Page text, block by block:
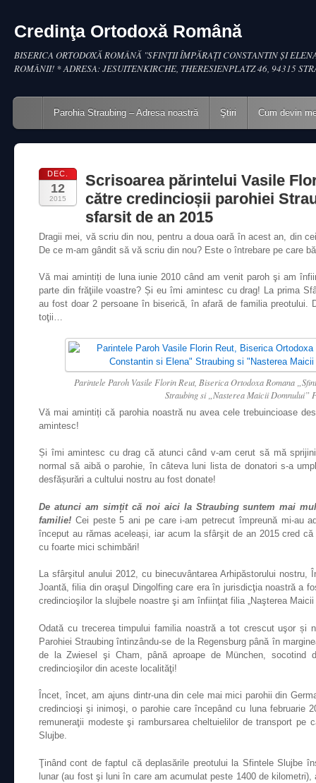
Credinţa Ortodoxă Română
BISERICA ORTODOXĂ ROMÂNĂ "SFINŢII ÎMPĂRAŢI CONSTANTIN ŞI
ROMÂNII! * ADRESA: JESUITENKIRCHE, THERESIENPLATZ 46, 94315
Main menu
Skip to content
Parohia Straubing – Adresa noastră Ştiri Cum devin
DEC.
12
2015
Scrisoarea părintelui Vasile
către credincioșii parohiei
sfarsit de an 2015
Dragii mei, vă scriu din nou, pentru a doua oară în acest an, din
De ce m-am gândit să vă scriu din nou? Este o întrebare pe care
Vă mai amintiți de luna iunie 2010 când am venit paroh şi am
parte din frăţiile voastre? Și eu îmi amintesc cu drag! La prima
au fost doar 2 persoane în biserică, în afară de familia preotului.
toţii…
Parintele Paroh Vasile Florin Reut, Biserica Ortodoxa Romana
Straubing si „Nasterea Maicii Domnului”
Vă mai amintiți că parohia noastră nu avea cele trebuincioase
amintesc!
Și îmi amintesc cu drag că atunci când v-am cerut să mă
normal să aibă o parohie, în câteva luni lista de donatori s-a
desfășurări a cultului nostru au fost donate!
De atunci am simțit că noi aici la Straubing suntem mai
familie! Cei peste 5 ani pe care i-am petrecut împreună mi-au
început au rămas aceleași, iar acum la sfârşit de an 2015cred că
cu foarte mici schimbări!
La sfârşitul anului 2012, cu binecuvântarea Arhipăstorului nostru,
Joantă, filia din oraşul Dingolfing care era în jurisdicţia noastră a
credincioşilor la slujbele noastre şi am înfiinţat filia „Naşterea
Odată cu trecerea timpului familia noastră a tot crescut uşor și
Parohiei Straubing întinzându-se de la Regensburg până în
de la Zwiesel şi Cham, până aproape de München, socotind
credincioşilor din aceste localităţi!
Încet, încet, am ajuns dintr-una din cele mai mici parohii din
credincioşi şi inimoşi, o parohie care începând cu luna februarie
remuneraţii modeste şi rambursarea cheltuielilor de transport pe
Slujbe.
Ţinând cont de faptul că deplasările preotului la Sfintele Slujbe
lunar (au fost şi luni în care am acumulat peste 1400 de